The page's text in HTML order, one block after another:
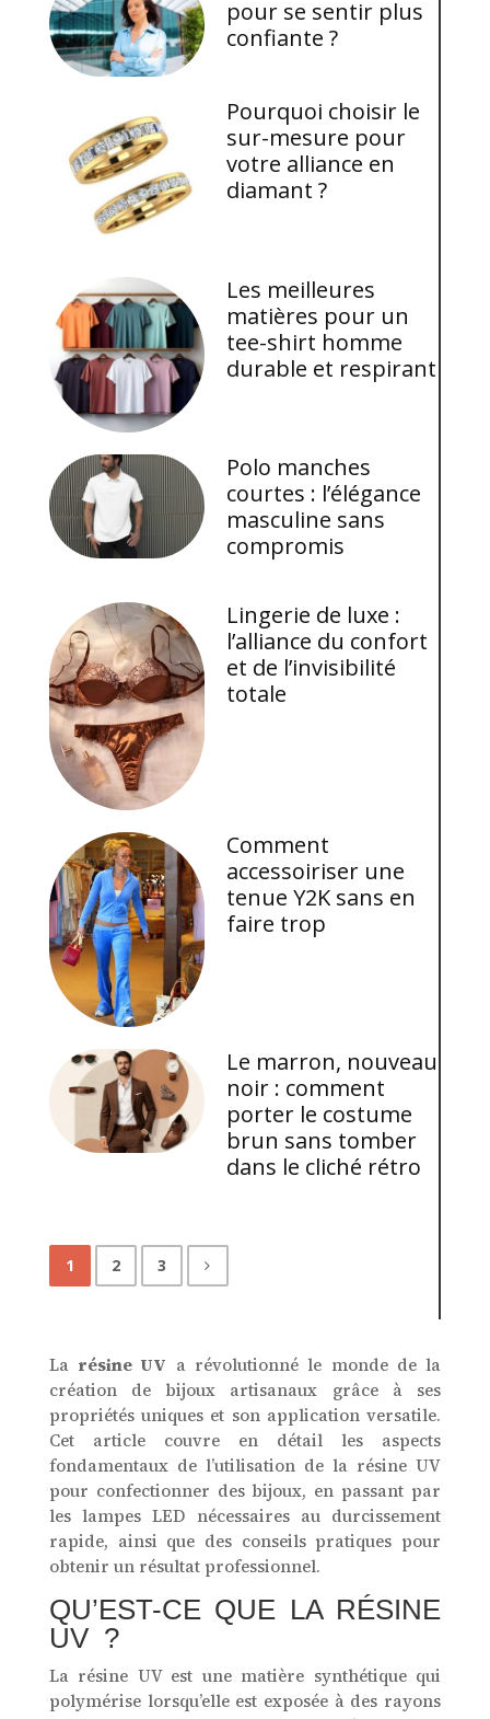
pour se sentir plus
confiante ?
Pourquoi choisir le
sur-mesure pour
votre alliance en
diamant ?
Les meilleures
matières pour un
tee-shirt homme
durable et respirant
Polo manches
courtes : l’élégance
masculine sans
compromis
Lingerie de luxe :
l’alliance du confort
et de l’invisibilité
totale
Comment
accessoiriser une
tenue Y2K sans en
faire trop
Le marron, nouveau
noir : comment
porter le costume
brun sans tomber
dans le cliché rétro
1 2 3
La résine UV a révolutionné le monde de la
création de bijoux artisanaux grâce à ses
propriétés uniques et son application versatile.
Cet article couvre en détail les aspects
fondamentaux de l’utilisation de la résine UV
pour confectionner des bijoux, en passant par
les lampes LED nécessaires au durcissement
rapide, ainsi que des conseils pratiques pour
obtenir un résultat professionnel.
QU’EST-CE QUE LA RÉSINE
UV ?
La résine UV est une matière synthétique qui
polymérise lorsqu’elle est exposée à des rayons